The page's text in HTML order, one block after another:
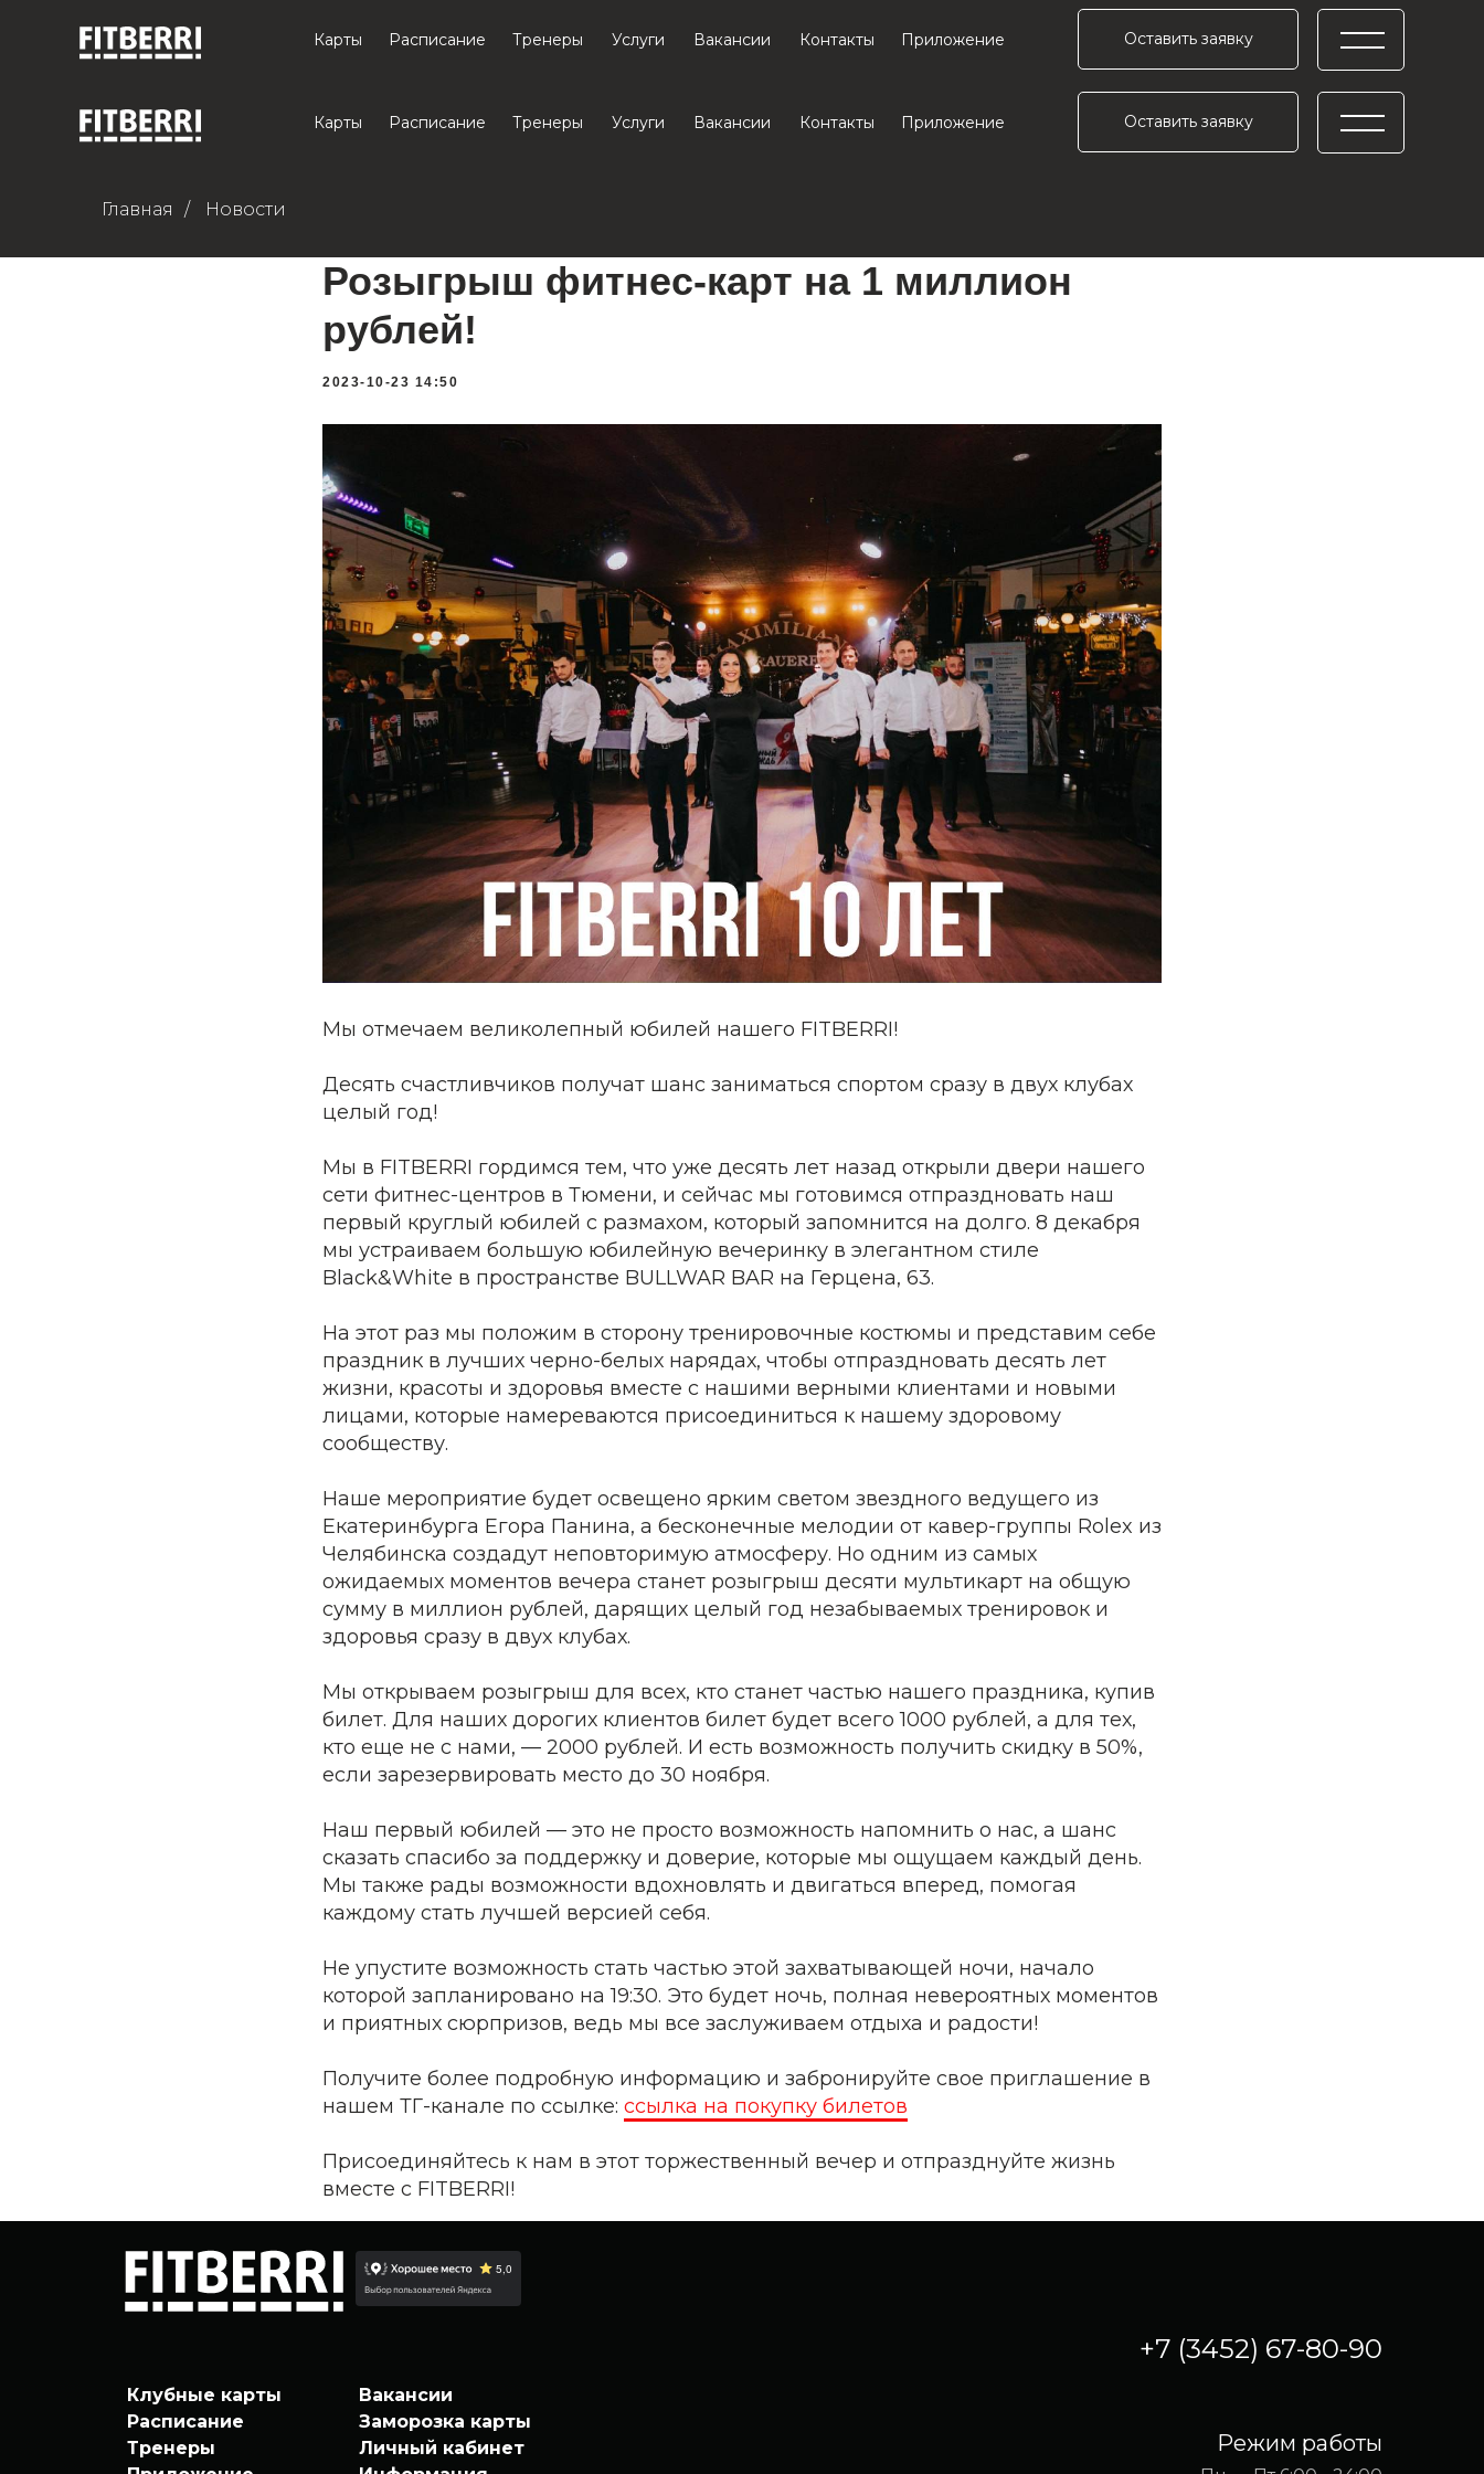
Карты Расписание Тренеры Вакансии
Услуги Контакты Приложение Оставить заявку
Карты Расписание Тренеры Вакансии
Услуги Контакты Приложение Оставить заявку
Главная / Новости
Розыгрыш фитнес-карт на 1 миллион
рублей!
2023-10-23 14:50
Мы отмечаем великолепный юбилей нашего FITBERRI!
Десять счастливчиков получат шанс заниматься спортом сразу в двух клубах
целый год!
Мы в FITBERRI гордимся тем, что уже десять лет назад открыли двери нашего
сети фитнес-центров в Тюмени, и сейчас мы готовимся отпраздновать наш
первый круглый юбилей с размахом, который запомнится на долго. 8 декабря
мы устраиваем большую юбилейную вечеринку в элегантном стиле
Black&White в пространстве BULLWAR BAR на Герцена, 63.
На этот раз мы положим в сторону тренировочные костюмы и представим себе
праздник в лучших черно-белых нарядах, чтобы отпраздновать десять лет
жизни, красоты и здоровья вместе с нашими верными клиентами и новыми
лицами, которые намереваются присоединиться к нашему здоровому
сообществу.
Наше мероприятие будет освещено ярким светом звездного ведущего из
Екатеринбурга Егора Панина, а бесконечные мелодии от кавер-группы Rolex из
Челябинска создадут неповторимую атмосферу. Но одним из самых
ожидаемых моментов вечера станет розыгрыш десяти мультикарт на общую
сумму в миллион рублей, дарящих целый год незабываемых тренировок и
здоровья сразу в двух клубах.
Мы открываем розыгрыш для всех, кто станет частью нашего праздника, купив
билет. Для наших дорогих клиентов билет будет всего 1000 рублей, а для тех,
кто еще не с нами, — 2000 рублей. И есть возможность получить скидку в 50%,
если зарезервировать место до 30 ноября.
Наш первый юбилей — это не просто возможность напомнить о нас, а шанс
сказать спасибо за поддержку и доверие, которые мы ощущаем каждый день.
Мы также рады возможности вдохновлять и двигаться вперед, помогая
каждому стать лучшей версией себя.
Не упустите возможность стать частью этой захватывающей ночи, начало
которой запланировано на 19:30. Это будет ночь, полная невероятных моментов
и приятных сюрпризов, ведь мы все заслуживаем отдыха и радости!
Получите более подробную информацию и забронируйте свое приглашение в
нашем ТГ-канале по ссылке: ссылка на покупку билетов
Присоединяйтесь к нам в этот торжественный вечер и отпразднуйте жизнь
вместе с FITBERRI!
Режим работы
+7 (3452) 67-80-90
Клубные карты
Вакансии
Расписание
Заморозка карты
Тренеры
Личный кабинет